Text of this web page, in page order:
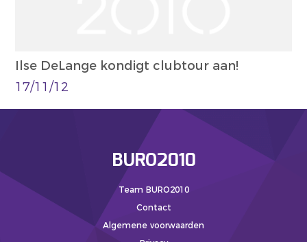
Ilse DeLange kondigt clubtour aan!
17/11/12
BURO2010
Team BURO2010
Contact
Algemene voorwaarden